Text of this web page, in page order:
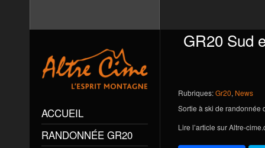
GR20 Sud
Rubriques:Gr20, News
Sortie à ski de randonnée
Lire l’article surAltre-
ACCUEIL
RANDONNÉE GR20